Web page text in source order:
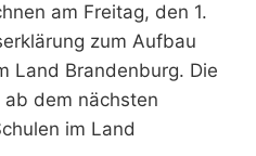
am Freitag, den 1.
zum Aufbau
Land Brandenburg. Die
dem nächsten
im Land